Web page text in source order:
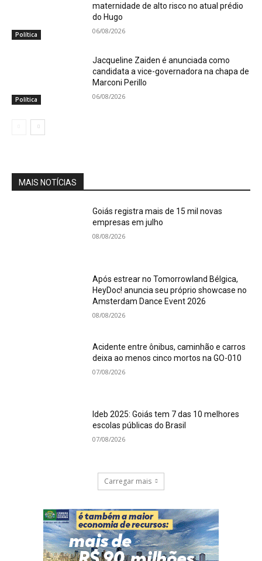
Política
maternidade de alto risco no atual prédio
do Hugo
06/08/2026
Política
Jacqueline Zaiden é anunciada como
candidata a vice-governadora na chapa de
Marconi Perillo
06/08/2026
MAIS NOTÍCIAS
Goiás registra mais de 15 mil novas
empresas em julho
08/08/2026
Após estrear no Tomorrowland Bélgica,
HeyDoc! anuncia seu próprio showcase no
Amsterdam Dance Event 2026
08/08/2026
Acidente entre ônibus, caminhão e carros
deixa ao menos cinco mortos na GO-010
07/08/2026
Ideb 2025: Goiás tem 7 das 10 melhores
escolas públicas do Brasil
07/08/2026
Carregar mais